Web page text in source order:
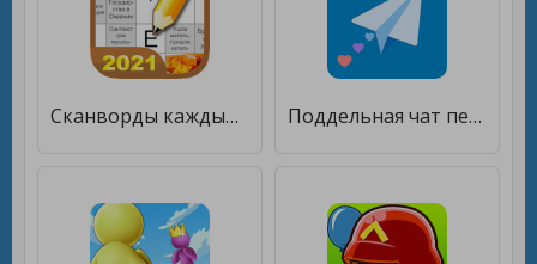
Сканворды каждый день [Бесплатные покупки] Поддельная чат переписка — TeleFake [Бесплатные покупки]